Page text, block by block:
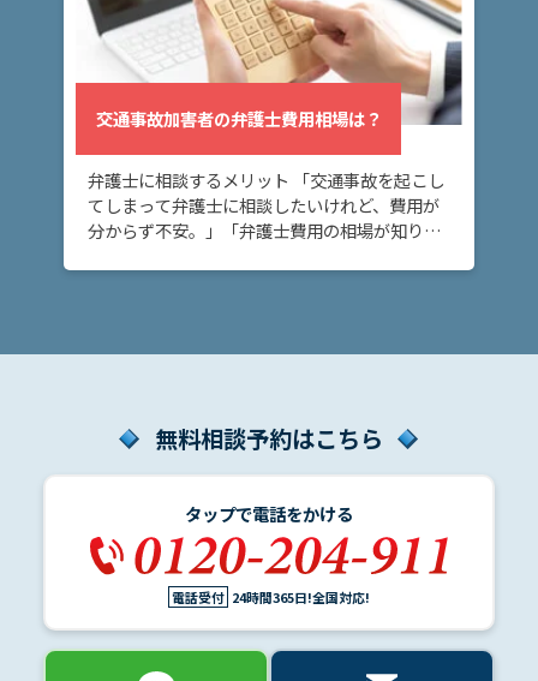
交通事故加害者の弁護士費用相場は？
弁護士に相談するメリット 「交通事故を起こし
てしまって弁護士に相談したいけれど、費用が
分からず不安。」「弁護士費用の相場が知りた
無料相談予約はこちら
タップで電話をかける
電話受付 24時間365日!全国対応!